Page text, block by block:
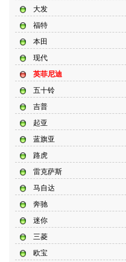
大发
福特
本田
现代
英菲尼迪
五十铃
吉普
起亚
蓝旗亚
路虎
雷克萨斯
马自达
奔驰
迷你
三菱
欧宝